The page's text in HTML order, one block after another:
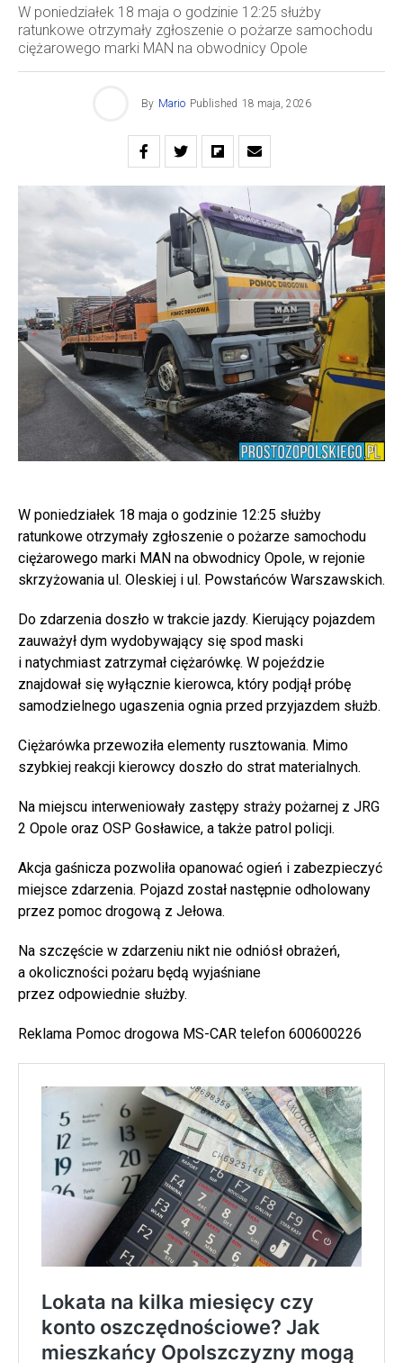
W poniedziałek 18 maja o godzinie 12:25 służby
ratunkowe otrzymały zgłoszenie o pożarze samochodu
ciężarowego marki MAN na obwodnicy Opole
By Mario Published 18 maja, 2026
W poniedziałek 18 maja o godzinie 12:25 służby
ratunkowe otrzymały zgłoszenie o pożarze samochodu
ciężarowego marki MAN na obwodnicy Opole, w rejonie
skrzyżowania ul. Oleskiej i ul. Powstańców Warszawskich.
Do zdarzenia doszło w trakcie jazdy. Kierujący pojazdem
zauważył dym wydobywający się spod maski
i natychmiast zatrzymał ciężarówkę. W pojeździe
znajdował się wyłącznie kierowca, który podjął próbę
samodzielnego ugaszenia ognia przed przyjazdem służb.
Ciężarówka przewoziła elementy rusztowania. Mimo
szybkiej reakcji kierowcy doszło do strat materialnych.
Na miejscu interweniowały zastępy straży pożarnej z JRG
2 Opole oraz OSP Gosławice, a także patrol policji.
Akcja gaśnicza pozwoliła opanować ogień i zabezpieczyć
miejsce zdarzenia. Pojazd został następnie odholowany
przez pomoc drogową z Jełowa.
Na szczęście w zdarzeniu nikt nie odniósł obrażeń,
a okoliczności pożaru będą wyjaśniane
przez odpowiednie służby.
Reklama Pomoc drogowa MS-CAR telefon 600600226